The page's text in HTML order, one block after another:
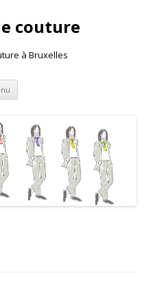
couture
à Bruxelles
Aller au contenu principal